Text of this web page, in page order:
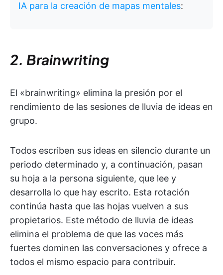
IA para la creación de mapas mentales:
2. Brainwriting
El «brainwriting» elimina la presión por el
rendimiento de las sesiones de lluvia de ideas en
grupo.
Todos escriben sus ideas en silencio durante un
periodo determinado y, a continuación, pasan
su hoja a la persona siguiente, que lee y
desarrolla lo que hay escrito. Esta rotación
continúa hasta que las hojas vuelven a sus
propietarios. Este método de lluvia de ideas
elimina el problema de que las voces más
fuertes dominen las conversaciones y ofrece a
todos el mismo espacio para contribuir.